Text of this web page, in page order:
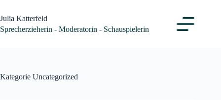
springen
Julia Katterfeld
Sprecherzieherin - Moderatorin - Schauspielerin
Kategorie Uncategorized